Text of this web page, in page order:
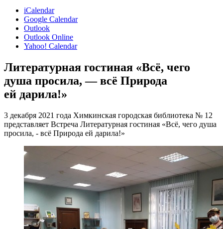
iCalendar
Google Calendar
Outlook
Outlook Online
Yahoo! Calendar
Литературная гостиная «Всё, чего
душа просила, — всё Природа
ей дарила!»
3 декабря 2021 года Химкинская городская библиотека № 12
представляет Встреча Литературная гостиная «Всё, чего душа
просила, - всё Природа ей дарила!»